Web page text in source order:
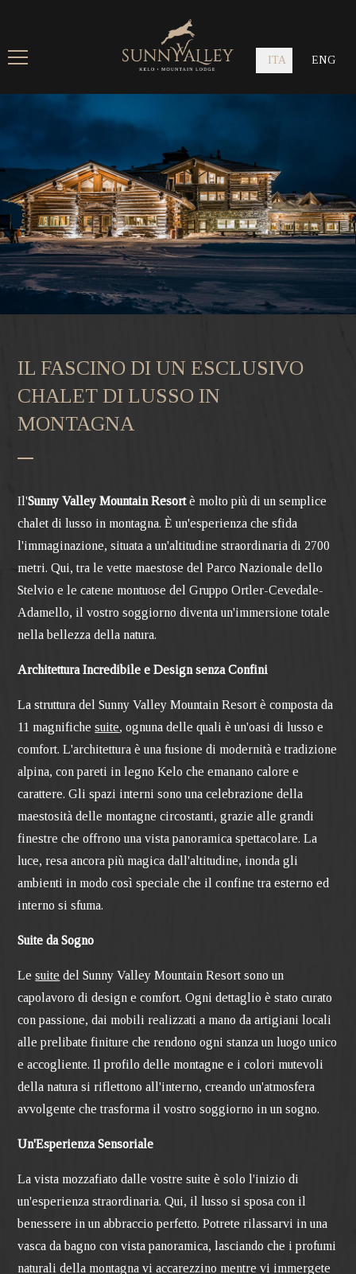
ITA ENG
IL FASCINO DI UN ESCLUSIVO
CHALET DI LUSSO IN
MONTAGNA
Il'Sunny Valley Mountain Resortè molto più di un semplice
chalet di lusso in montagna. È un'esperienza che sfida
l'immaginazione, situata a un'altitudine straordinaria di 2700
metri. Qui, tra le vette maestose del Parco Nazionale dello
Stelvio e le catene montuose del Gruppo Ortler-Cevedale-
Adamello, il vostro soggiorno diventa un'immersione totale
nella bellezza della natura.
Architettura Incredibile e Design senza Confini
La struttura del Sunny Valley Mountain Resort è composta da
11 magnifichesuite, ognuna delle quali è un'oasi di lusso e
comfort. L'architettura è una fusione di modernità e tradizione
alpina, con pareti in legno Kelo che emanano calore e
carattere. Gli spazi interni sono una celebrazione della
maestosità delle montagne circostanti, grazie alle grandi
finestre che offrono una vista panoramica spettacolare. La
luce, resa ancora più magica dall'altitudine, inonda gli
ambienti in modo così speciale che il confine tra esterno ed
interno si sfuma.
Suite da Sogno
Lesuite del Sunny Valley Mountain Resort sono un
capolavoro di design e comfort. Ogni dettaglio è stato curato
con passione, dai mobili realizzati a mano da artigiani locali
alle prelibate finiture che rendono ogni stanza un luogo unico
e accogliente. Il profilo delle montagne e i colori mutevoli
della natura si riflettono all'interno, creando un'atmosfera
avvolgente che trasforma il vostro soggiorno in un sogno.
Un'Esperienza Sensoriale
La vista mozzafiato dalle vostre suite è solo l'inizio di
un'esperienza straordinaria. Qui, il lusso si sposa con il
benessere in un abbraccio perfetto. Potrete rilassarvi in una
vasca da bagno con vista panoramica, lasciando che i profumi
naturali della montagna vi accarezzino mentre vi immergete